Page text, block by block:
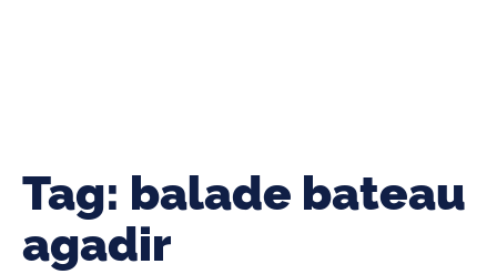
Tag: balade bateau
agadir